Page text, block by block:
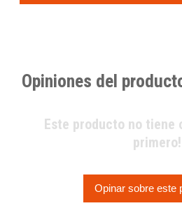
Opiniones del
Este producto no tiene
primero!
Opinar sobre este